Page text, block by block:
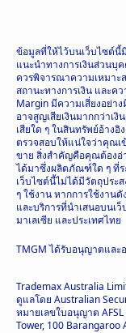
ข้อมูลที่ให้ไว้บนเว็บไซต์นี้
แนะนำทางการเงินส่วนบุ
ควรพิจารณาความเหมาะ
สถานะทางการเงิน และค
Margin มีความเสี่ยงอย่
อาจสูญเสียเงินมากกว่าเ
เสียใด ๆ ในสินทรัพย์อ้าง
ตรวจสอบให้แน่ใจว่าคุณเ
ขาย สิ่งสำคัญคือคุณต้องอ่
ได้มาซึ่งผลิตภัณฑ์ใด ๆ ที่
เว็บไซต์นี้ไม่ได้มีวัตถุประ
ๆ ใช้งาน หากการใช้งา
และบริการที่นำเสนอบนเ
มาเลเซีย และประเทศไทย
TMGM ได้รับอนุญาตและ
Trademax Australia
ดูแลโดย Australian
หมายเลขใบอนุญาต
Tower, 100 Barangaroo